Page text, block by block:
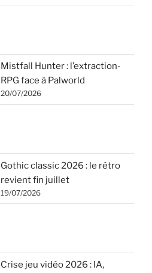
Mistfall Hunter : l’extraction-
RPG face à Palworld
20/07/2026
Gothic classic 2026 : le rétro
revient fin juillet
19/07/2026
Crise jeu vidéo 2026 : IA,